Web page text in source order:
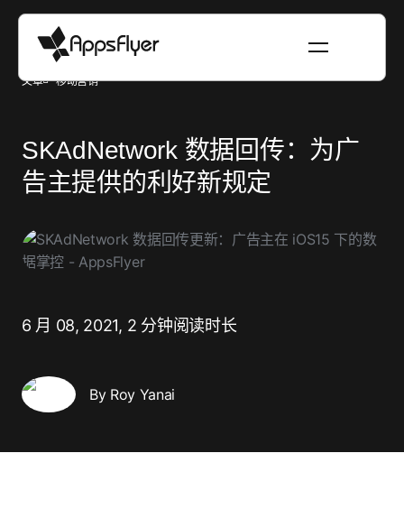
文章 移动营销
SKAdNetwork 数据回传：为广
告主提供的利好新规定
6 月 08, 2021, 2 分钟阅读时长
By Roy Yanai